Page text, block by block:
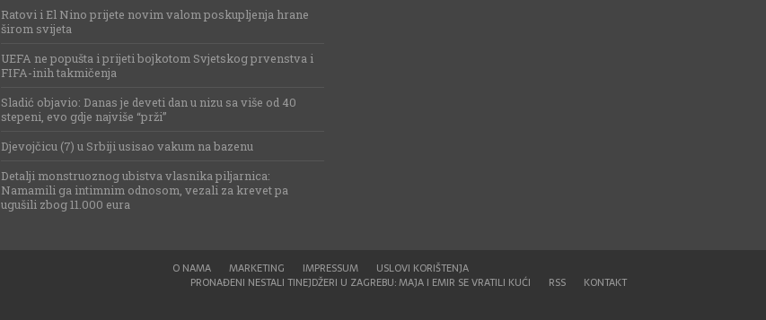
Ratovi i El Nino prijete novim valom poskupljenja hrane
širom svijeta
UEFA ne popušta i prijeti bojkotom Svjetskog prvenstva i
FIFA-inih takmičenja
Sladić objavio: Danas je deveti dan u nizu sa više od 40
stepeni, evo gdje najviše “prži”
Djevojčicu (7) u Srbiji usisao vakum na bazenu
Detalji monstruoznog ubistva vlasnika piljarnica:
Namamili ga intimnim odnosom, vezali za krevet pa
ugušili zbog 11.000 eura
O NAMA MARKETING IMPRESSUM
USLOVI KORIŠTENJA
PRONAĐENI NESTALI TINEJDŽERI U ZAGREBU: MAJA I EMIR SE VRATILI KUĆI
RSS KONTAKT